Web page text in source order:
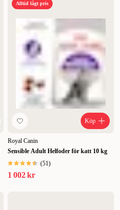
Alltid lågt pris
Köp
Royal Canin
Sensible Adult Helfoder för katt 10 kg
(51)
1 002 kr